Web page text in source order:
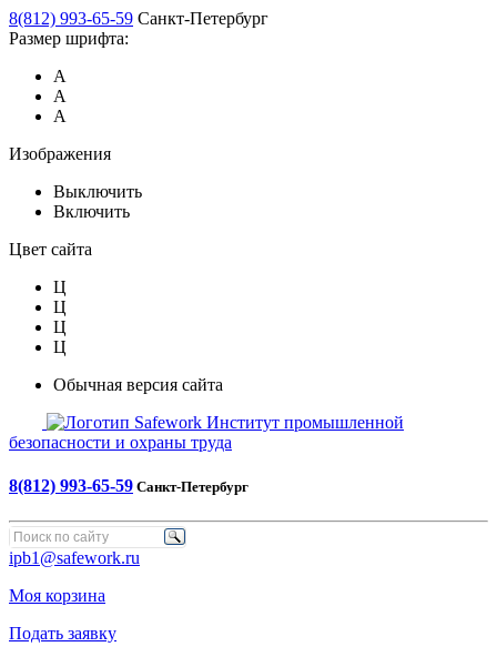
8(812) 993-65-59 Санкт-Петербург
Размер шрифта:
А
А
А
Изображения
Выключить
Включить
Цвет сайта
Ц
Ц
Ц
Ц
Обычная версия сайта
Safework Институт промышленной
безопасности и охраны труда
8(812) 993-65-59 Санкт-Петербург
ipb1@safework.ru
Моя корзина
Подать заявку